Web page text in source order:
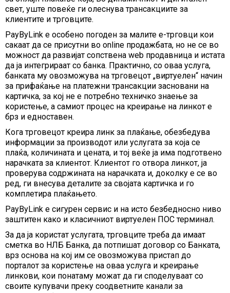
свет, уште повеќе ги олеснува трансакциите за
клиентите и трговците.
PayByLink е особено погоден за малите e-трговци кои
сакаат да се присутни во online продажбата, но не се во
можност да развијат сопствена web продавница и истата
да ја интегрираат со банка. Практично, со оваа услуга,
банката му овозможува на трговецот „виртуелен“ начин
за прифаќање на платежни трансакции засновани на
картичка, за кој не е потребно техничко знаење за
користење, а самиот процес на креирање на линкот е
брз и едноставен.
Кога трговецот креира линк за плаќање, обезбедува
информации за производот или услугата за која се
плаќа, количината и цената, и тој веќе ја има подготвено
нарачката за клиентот. Клиентот го отвора линкот, ја
проверува содржината на нарачката и, доколку е се во
ред, ги внесува деталите за својата картичка и го
комплетира плаќањето.
PayByLink е сигурен сервис и на исто безбедносно ниво
заштитен како и класичниот виртуелен ПОС терминал.
За да ја користат услугата, трговците треба да имаат
сметка во НЛБ Банка, да потпишат договор со Банката,
врз основа на кој им се овозможува пристап до
порталот за користење на оваa услуга и креирање
линкови, кои понатаму можат да ги споделуваат со
своите купувачи преку соодветните канали за